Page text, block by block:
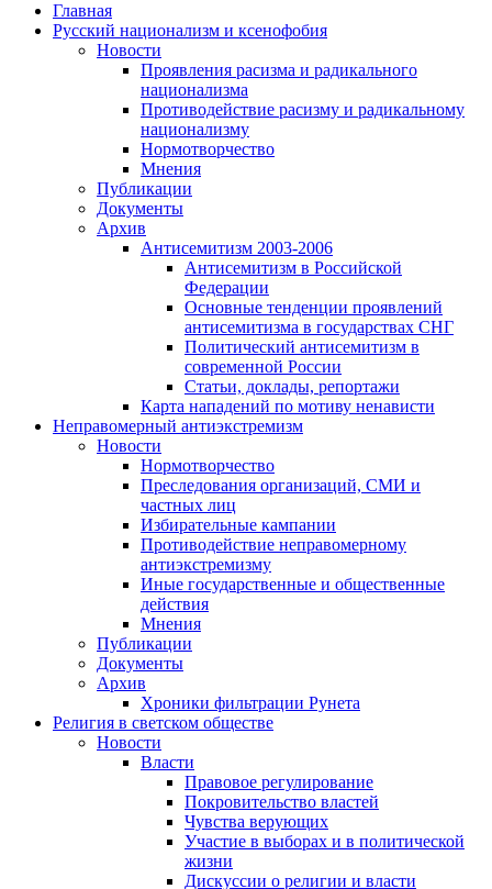
Главная
Русский национализм и ксенофобия
Новости
Проявления расизма и радикального
национализма
Противодействие расизму и радикальному
национализму
Нормотворчество
Мнения
Публикации
Документы
Архив
Антисемитизм 2003-2006
Антисемитизм в Российской
Федерации
Основные тенденции проявлений
антисемитизма в государствах СНГ
Политический антисемитизм в
современной России
Статьи, доклады, репортажи
Карта нападений по мотиву ненависти
Неправомерный антиэкстремизм
Новости
Нормотворчество
Преследования организаций, СМИ и
частных лиц
Избирательные кампании
Противодействие неправомерному
антиэкстремизму
Иные государственные и общественные
действия
Мнения
Публикации
Документы
Архив
Хроники фильтрации Рунета
Религия в светском обществе
Новости
Власти
Правовое регулирование
Покровительство властей
Чувства верующих
Участие в выборах и в политической
жизни
Дискуссии о религии и власти